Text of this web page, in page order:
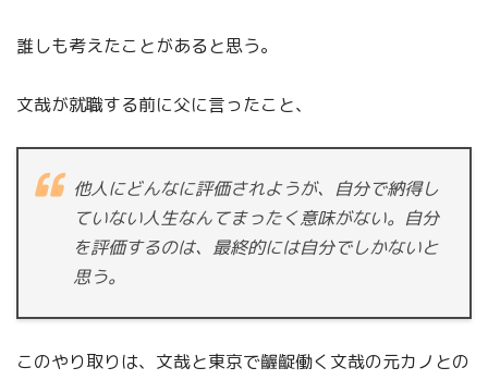
誰しも考えたことがあると思う。
文哉が就職する前に父に言ったこと、
他人にどんなに評価されようが、自分で納得し
ていない人生なんてまったく意味がない。自分
を評価するのは、最終的には自分でしかないと
思う。
このやり取りは、文哉と東京で齷齪働く文哉の元カノとの